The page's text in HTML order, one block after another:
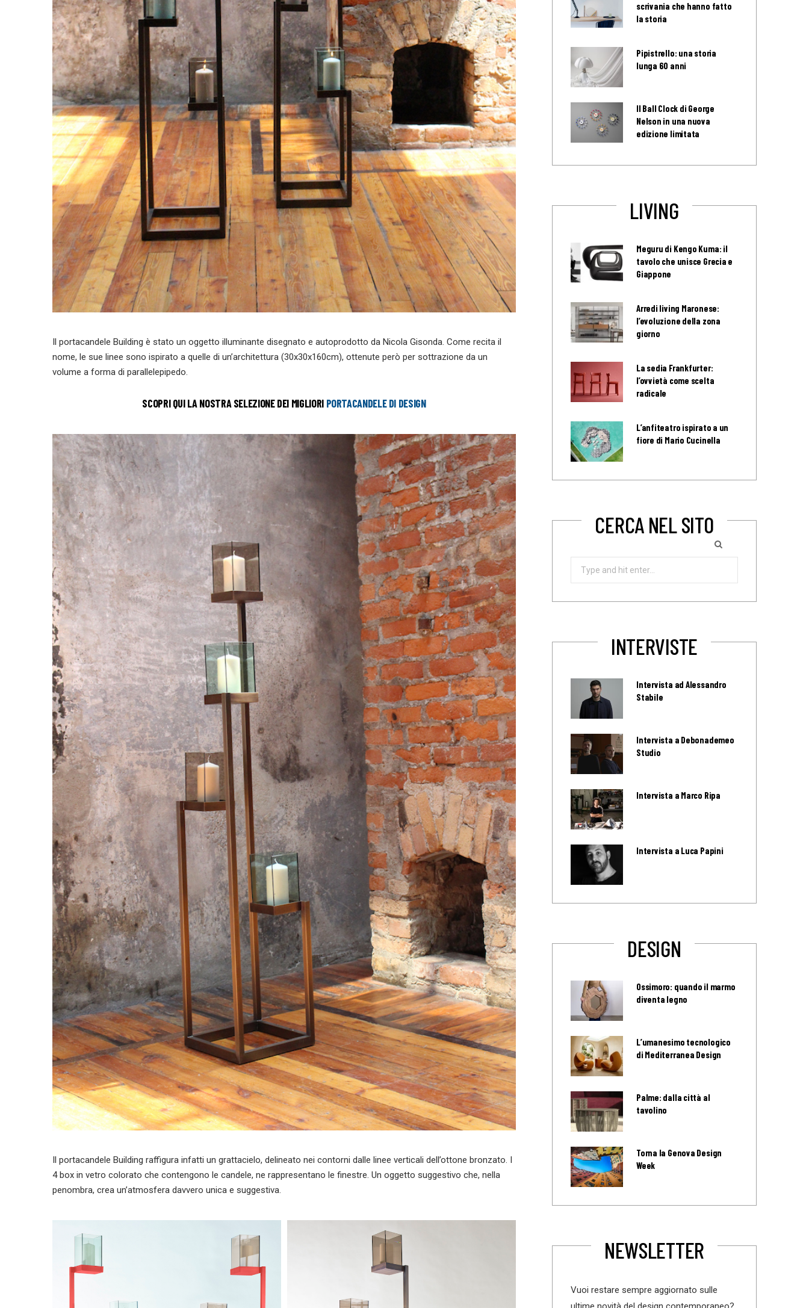
Il portacandele Building è stato un oggetto illuminante disegnato e autoprodotto da Nicola Gisonda. Come recita il
nome, le sue linee sono ispirato a quelle di un’architettura (30x30x160cm), ottenute però per sottrazione da un
volume a forma di parallelepipedo.
SCOPRI QUI LA NOSTRA SELEZIONE DEI MIGLIORI PORTACANDELE DI DESIGN
Il portacandele Building raffigura infatti un grattacielo, delineato nei contorni dalle linee verticali dell’ottone bronzato. I
4 box in vetro colorato che contengono le candele, ne rappresentano le finestre. Un oggetto suggestivo che, nella
penombra, crea un’atmosfera davvero unica e suggestiva.
scrivania che hanno fatto
la storia
Pipistrello: una storia
lunga 60 anni
Il Ball Clock di George
Nelson in una nuova
edizione limitata
LIVING
Meguru di Kengo Kuma: il
tavolo che unisce Grecia e
Giappone
Arredi living Maronese:
l’evoluzione della zona
giorno
La sedia Frankfurter:
l’ovvietà come scelta
radicale
L’anfiteatro ispirato a un
fiore di Mario Cucinella
CERCA NEL SITO
Search
INTERVISTE
Intervista ad Alessandro
Stabile
Intervista a Debonademeo
Studio
Intervista a Marco Ripa
Intervista a Luca Papini
DESIGN
Ossimoro: quando il marmo
diventa legno
L’umanesimo tecnologico
di Mediterranea Design
Palme: dalla città al
tavolino
Torna la Genova Design
Week
NEWSLETTER
Vuoi restare sempre aggiornato sulle